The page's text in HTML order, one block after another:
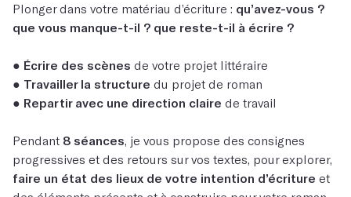
Plonger dans votre matériau d’écriture : qu’avez-vous ?
que vous manque-t-il ? que reste-t-il à écrire ?
● Écrire des scènes de votre projet littéraire
● Travailler la structure du projet de roman
● Repartir avec une direction claire de travail
Pendant 8 séances, je vous propose des consignes
progressives et des retours sur vos textes, pour explorer,
faire un état des lieux de votre intention d’écriture et